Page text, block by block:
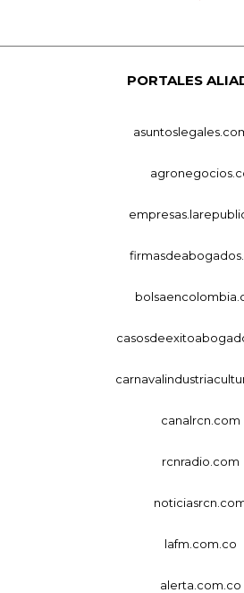
PORTALES
canalrcn.com
rcnradio.com
lafm.com.co
alerta.com.co